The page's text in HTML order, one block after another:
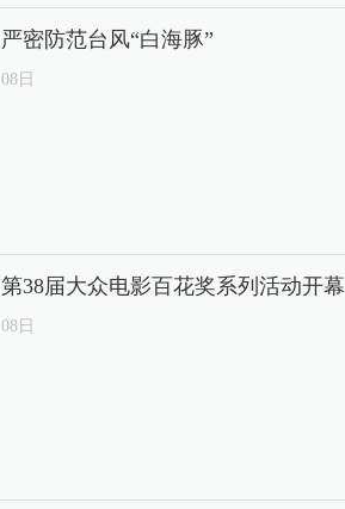
严密防范台风“白海豚”
08日
第38届大众电影百花奖系列活动开幕
08日